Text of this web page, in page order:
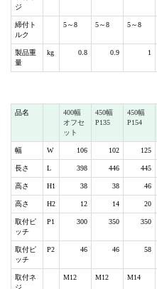
ジ
締付ト
ルク
5～8 5～8 5～8
製品重
量
kg 0.8 0.9 1
品名
400幅
オフセ
ット
450幅
P135
450幅
P154
幅 W 106 102 125
長さ L 398 446 445
高さ H1 38 38 46
高さ H2 12 14 20
取付ピ
ッチ
P1 300 350 350
取付ピ
ッチ
P2 46 46 58
取付ネ
M12 M12 M14